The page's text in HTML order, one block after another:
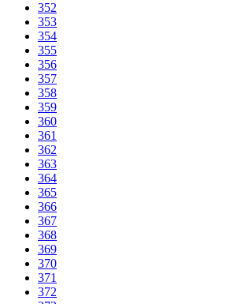
352
353
354
355
356
357
358
359
360
361
362
363
364
365
366
367
368
369
370
371
372